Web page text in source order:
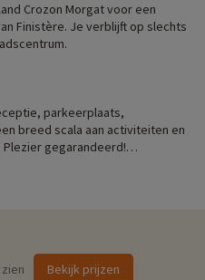
Crozon Morgat voor een
Finistère. Je verblijft op slechts
parkeerplaats,
breed scala aan activiteiten en
gegarandeerd!
over verschillende
Bekijk prijzen